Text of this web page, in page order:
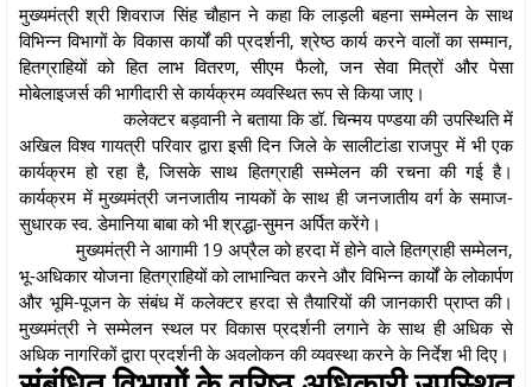
मुख्यमंत्री श्री शिवराज सिंह चौहान ने कहा कि लाड़ली बहना सम्मेलन के साथ
विभिन्न विभागों के विकास कार्यों की प्रदर्शनी, श्रेष्ठ कार्य करने वालों का सम्मान,
हितग्राहियों को हित लाभ वितरण, सीएम फैलो, जन सेवा मित्रों और पेसा
मोबेलाइजर्स की भागीदारी से कार्यक्रम व्यवस्थित रूप से किया जाए।
कलेक्टर बड़वानी ने बताया कि डॉ. चिन्मय पण्डया की उपस्थिति में
अखिल विश्व गायत्री परिवार द्वारा इसी दिन जिले के सालीटांडा राजपुर में भी एक
कार्यक्रम हो रहा है, जिसके साथ हितग्राही सम्मेलन की रचना की गई है।
कार्यक्रम में मुख्यमंत्री जनजातीय नायकों के साथ ही जनजातीय वर्ग के समाज-
सुधारक स्व. डेमानिया बाबा को भी श्रद्धा-सुमन अर्पित करेंगे।
मुख्यमंत्री ने आगामी 19 अप्रैल को हरदा में होने वाले हितग्राही सम्मेलन,
भू-अधिकार योजना हितग्राहियों को लाभान्वित करने और विभिन्न कार्यों के लोकार्पण
और भूमि-पूजन के संबंध में कलेक्टर हरदा से तैयारियों की जानकारी प्राप्त की।
मुख्यमंत्री ने सम्मेलन स्थल पर विकास प्रदर्शनी लगाने के साथ ही अधिक से
अधिक नागरिकों द्वारा प्रदर्शनी के अवलोकन की व्यवस्था करने के निर्देश भी दिए।